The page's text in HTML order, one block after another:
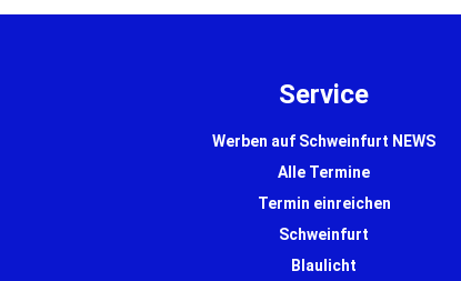
Service
Werben auf Schweinfurt NEWS
Alle Termine
Termin einreichen
Schweinfurt
Blaulicht